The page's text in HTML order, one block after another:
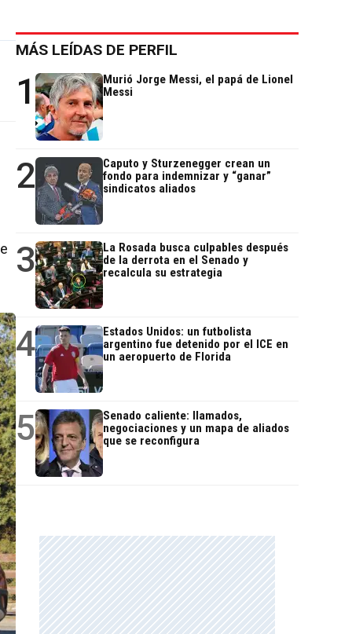
MÁS LEÍDAS DE PERFIL
1
Murió Jorge Messi, el papá de Lionel
Messi
2
Caputo y Sturzenegger crean un
fondo para indemnizar y “ganar”
sindicatos aliados
3
La Rosada busca culpables después
de la derrota en el Senado y
recalcula su estrategia
4
Estados Unidos: un futbolista
argentino fue detenido por el ICE en
un aeropuerto de Florida
5
Senado caliente: llamados,
negociaciones y un mapa de aliados
que se reconfigura